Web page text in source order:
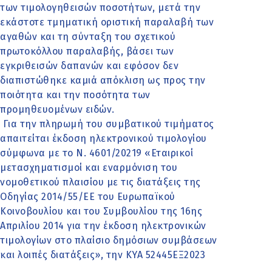
των τιμολογηθεισών ποσοτήτων, μετά την
εκάστοτε τμηματική οριστική παραλαβή των
αγαθών και τη σύνταξη του σχετικού
πρωτοκόλλου παραλαβής, βάσει των
εγκριθεισών δαπανών και εφόσον δεν
διαπιστώθηκε καμιά απόκλιση ως προς την
ποιότητα και την ποσότητα των
προμηθευομένων ειδών.
Για την πληρωμή του συμβατικού τιμήματος
απαιτείται έκδοση ηλεκτρονικού τιμολογίου
σύμφωνα με το Ν. 4601/20219 «Εταιρικοί
μετασχηματισμοί και εναρμόνιση του
νομοθετικού πλαισίου με τις διατάξεις της
Οδηγίας 2014/55/ΕΕ του Ευρωπαϊκού
Κοινοβουλίου και του Συμβουλίου της 16ης
Απριλίου 2014 για την έκδοση ηλεκτρονικών
τιμολογίων στο πλαίσιο δημόσιων συμβάσεων
και λοιπές διατάξεις», την ΚΥΑ 52445ΕΞ2023